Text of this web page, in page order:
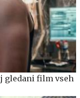
gledani film vseh